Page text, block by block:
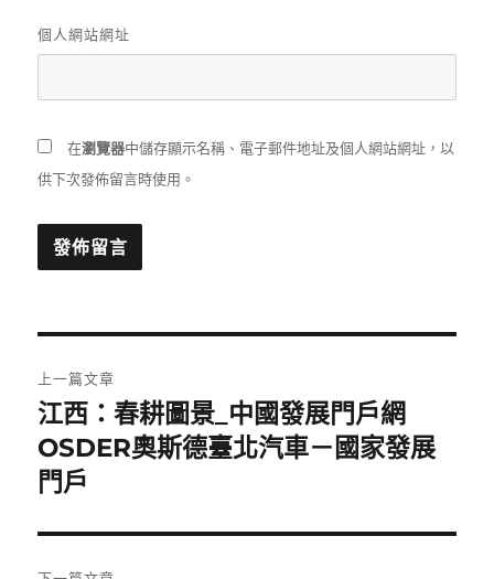
個人網站網址
在瀏覽器中儲存顯示名稱、電子郵件地址及個人網站網址，以
供下次發佈留言時使用。
章
導
覽
上一篇文章
上
一
篇
章:
江西：春耕圖景_中國發展門戶網
OSDER奧斯德臺北汽車－國家發展
門戶